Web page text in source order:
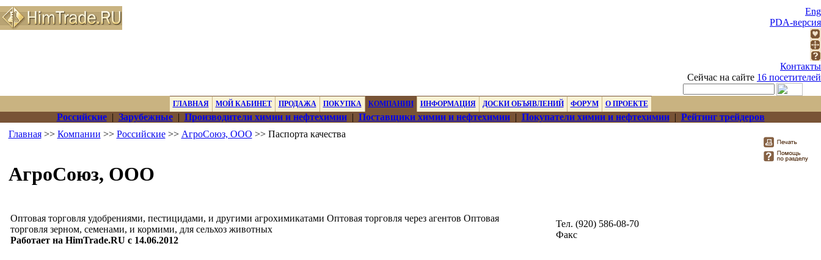
Eng
PDA-версия
Контакты
Сейчас на сайте 16 посетителей
ГЛАВНАЯ МОЙ КАБИНЕТ ПРОДАЖА ПОКУПКА КОМПАНИИ ИНФОРМАЦИЯ ДОСКИ ОБЪЯВЛЕНИЙ ФОРУМ О ПРОЕКТЕ
Российские| Зарубежные| Производители химии и нефтехимии| Поставщики химии и нефтехимии| Покупатели химии и нефтехимии| Рейтинг трейдеров
Главная>> Компании >> Российские>> АгроСоюз, ООО >> Паспорта качества
АгроСоюз, ООО
Оптовая торговля удобрениями, пестицидами, и другими агрохимикатами Оптовая торговля через агентов Оптовая
торговля зерном, семенами, и кормими, для сельхоз животных
Работает на HimTrade.RU с 14.06.2012
Тел. (920) 586-08-70
Факс